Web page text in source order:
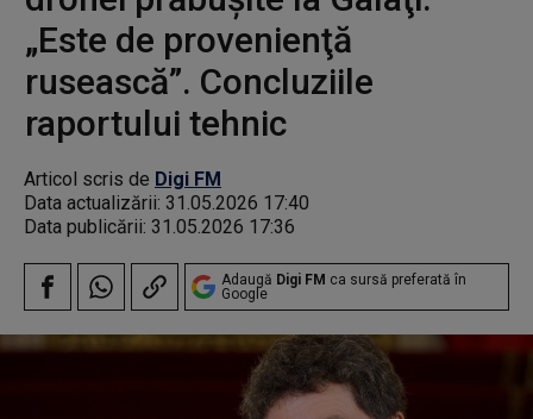
„Este de provenienţă
rusească”. Concluziile
raportului tehnic
Articol scris de Digi FM
Data actualizării: 31.05.2026 17:40
Data publicării: 31.05.2026 17:36
Adaugă Digi FM ca sursă preferată în
Google